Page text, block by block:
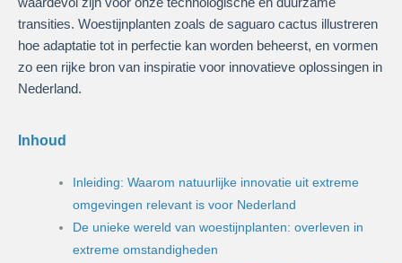
transities. Woestijnplanten zoals de saguaro cactus illustreren
hoe adaptatie tot in perfectie kan worden beheerst, en vormen
zo een rijke bron van inspiratie voor innovatieve oplossingen in
Nederland.
Inhoud
Inleiding: Waarom natuurlijke innovatie uit extreme
omgevingen relevant is voor Nederland
De unieke wereld van woestijnplanten: overleven in
extreme omstandigheden